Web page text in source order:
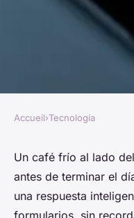
TECNOLOGÍA
Mejores
anónimo
GPT
Accueil›Tecnología
Un café frío al lado
antes de terminar el
una respuesta